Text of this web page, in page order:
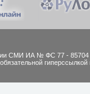
СМИ ИА № ФС 77 - 85704
гиперссылкой